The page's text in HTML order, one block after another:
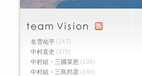
名雪祐平 (247)
中村直史 (376)
中村組・三國菜恵 (139)
中村組・三島邦彦 (140)